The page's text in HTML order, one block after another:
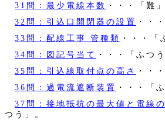
31問：最少電線本数
・・・「難」
32問：引込口開閉器の設置 ・・
33問：配線工事 管種類 ・・・「
34問：図記号当て
・・・「ふつ
35問：引込線取付点の高さ
・・
36問：過電流遮断装置 ・・・「
37問：接地抵抗の最大値と電線
つう」。